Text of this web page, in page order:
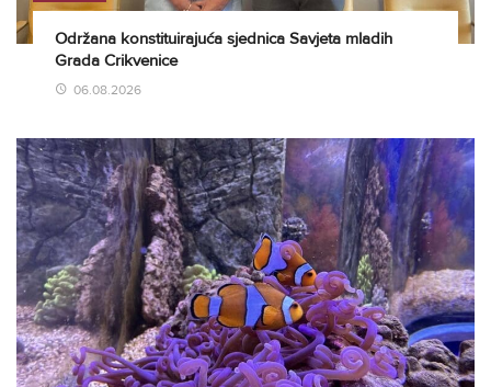
Održana konstituirajuća sjednica Savjeta mladih
Grada Crikvenice
06.08.2026